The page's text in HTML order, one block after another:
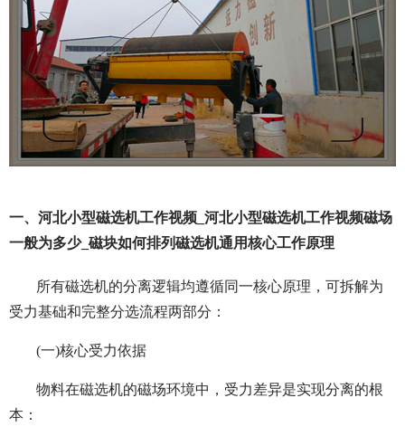
一、河北小型磁选机工作视频_河北小型磁选机工作视频磁场
一般为多少_磁块如何排列磁选机通用核心工作原理
所有磁选机的分离逻辑均遵循同一核心原理，可拆解为
受力基础和完整分选流程两部分：
(一)核心受力依据
物料在磁选机的磁场环境中，受力差异是实现分离的根
本：